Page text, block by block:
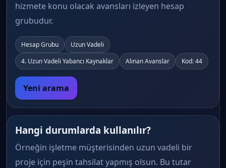
hizmete konu olacak avansları izleyen hesap
grubudur.
Hesap Grubu
Uzun Vadeli
4. Uzun Vadeli Yabancı Kaynaklar
Alınan Avanslar Kod: 44
Yeni arama
Hangi durumlarda kullanılır?
Örneğin işletme müşterisinden uzun vadeli bir
proje için peşin tahsilat yapmış olsun. Bu tutar